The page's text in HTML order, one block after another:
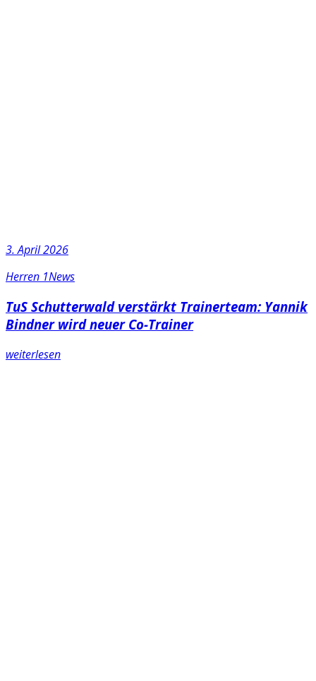
3. April 2026
Herren 1News
TuS Schutterwald verstärkt Trainerteam: Yannik
Bindner wird neuer Co-Trainer
weiterlesen